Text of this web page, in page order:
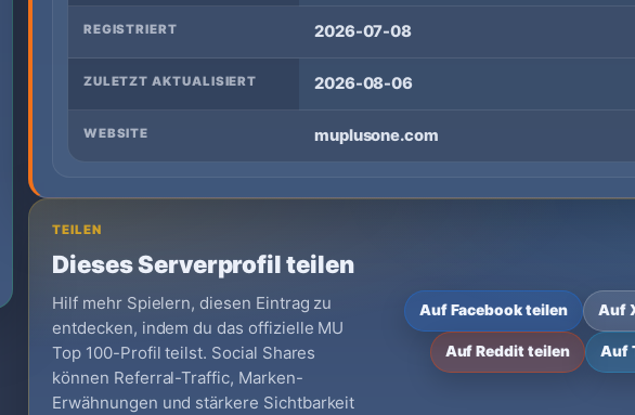
REGISTRIERT 2026-07-08
ZULETZT AKTUALISIERT 2026-08-06
WEBSITE muplusone.com
TEILEN
Dieses Serverprofil teilen
Hilf mehr Spielern, diesen Eintrag zu
entdecken, indem du das offizielle MU
Top 100-Profil teilst. Social Shares
können Referral-Traffic, Marken-
Erwähnungen und stärkere Sichtbarkeit
Auf Facebook teilen Auf
Auf Reddit teilen Auf